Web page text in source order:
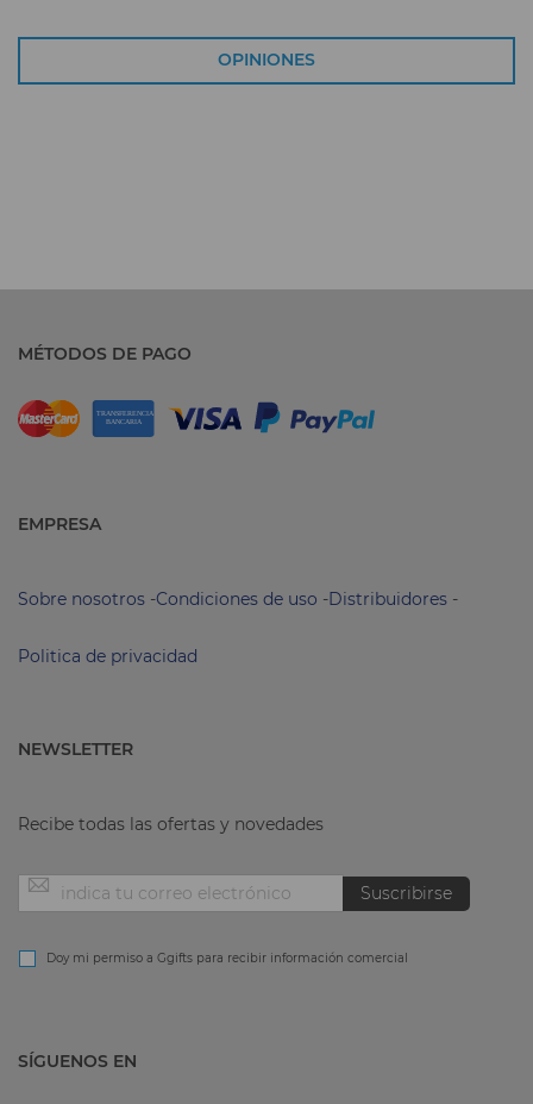
OPINIONES
MÉTODOS DE PAGO
EMPRESA
Sobre nosotros -Condiciones de uso -Distribuidores -
Politica de privacidad
NEWSLETTER
Recibe todas las ofertas y novedades
Inscríbase
a
boletín
Suscribirse
Doy mi permiso a Ggifts para recibir información comercial
SÍGUENOS EN